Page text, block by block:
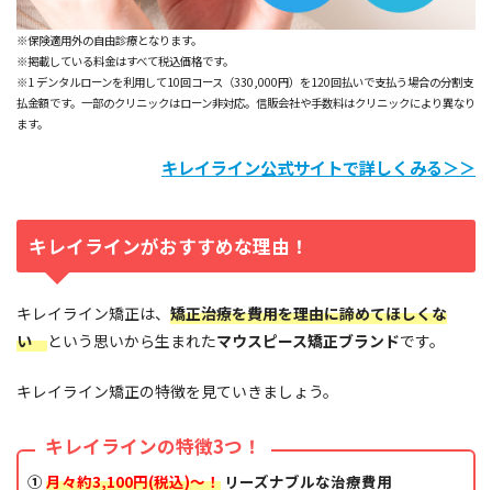
※保険適用外の自由診療となります。
※掲載している料金はすべて税込価格です。
※1 デンタルローンを利用して10回コース（330,000円）を120回払いで支払う場合の分割支
払金額です。一部のクリニックはローン非対応。信販会社や手数料はクリニックにより異なり
ます。
キレイライン公式サイトで詳しくみる＞＞
キレイラインがおすすめな理由！
キレイライン矯正は、 矯正治療を費用を理由に諦めてほしくな
いという思いから生まれたマウスピース矯正ブランドです。
キレイライン矯正の特徴を見ていきましょう。
キレイラインの特徴3つ！
①月々約3,100円(税込)～！ リーズナブルな治療費用